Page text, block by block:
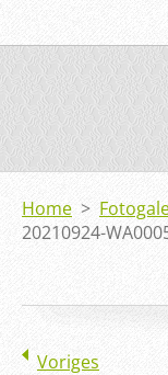
Home >
20210924-
Voriges